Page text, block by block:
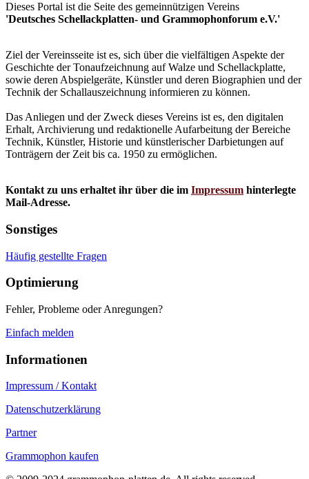
Dieses Portal ist die Seite des gemeinnützigen Vereins
'Deutsches Schellackplatten- und Grammophonforum e.V.'
Ziel der Vereinsseite ist es, sich über die vielfältigen Aspekte der
Geschichte der Tonaufzeichnung auf Walze und Schellackplatte,
sowie deren Abspielgeräte, Künstler und deren Biographien und der
Technik der Schallauszeichnung informieren zu können.
Das Anliegen und der Zweck dieses Vereins ist es, den digitalen
Erhalt, Archivierung und redaktionelle Aufarbeitung der Bereiche
Technik, Künstler, Historie und künstlerischer Darbietungen auf
Tonträgern der Zeit bis ca. 1950 zu ermöglichen.
Kontakt zu uns erhaltet ihr über die im Impressum hinterlegte
Mail-Adresse.
Sonstiges
Häufig gestellte Fragen
Optimierung
Fehler, Probleme oder Anregungen?
Einfach melden
Informationen
Impressum / Kontakt
Datenschutzerklärung
Partner
Grammophon kaufen